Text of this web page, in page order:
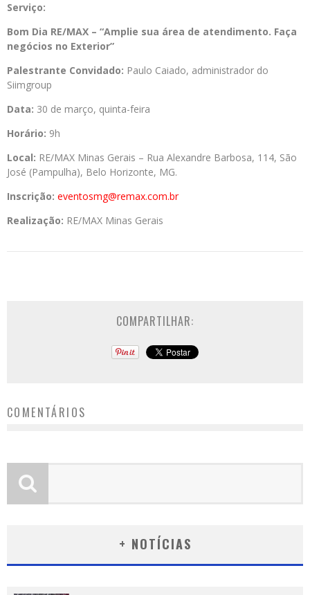
Serviço:
Bom Dia RE/MAX – “Amplie sua área de atendimento. Faça
negócios no Exterior”
Palestrante Convidado: Paulo Caiado, administrador do
Siimgroup
Data: 30 de março, quinta-feira
Horário: 9h
Local: RE/MAX Minas Gerais – Rua Alexandre Barbosa, 114, São
José (Pampulha), Belo Horizonte, MG.
Inscrição: eventosmg@remax.com.br
Realização: RE/MAX Minas Gerais
COMPARTILHAR:
COMENTÁRIOS
+ NOTÍCIAS